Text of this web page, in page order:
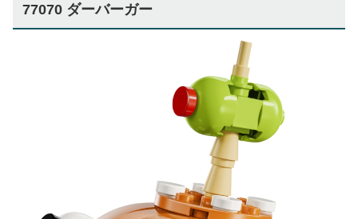
77070 ダーバーガー